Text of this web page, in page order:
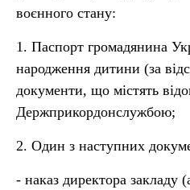
воєнного стану:
1. Паспорт громадянина
народження дитини (за
документи, що містять
Держприкордонслужбою;
2. Один з наступних
- наказ директора закладу